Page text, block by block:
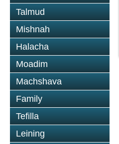
Talmud
Mishnah
Halacha
Moadim
Machshava
Family
Tefilla
Leining